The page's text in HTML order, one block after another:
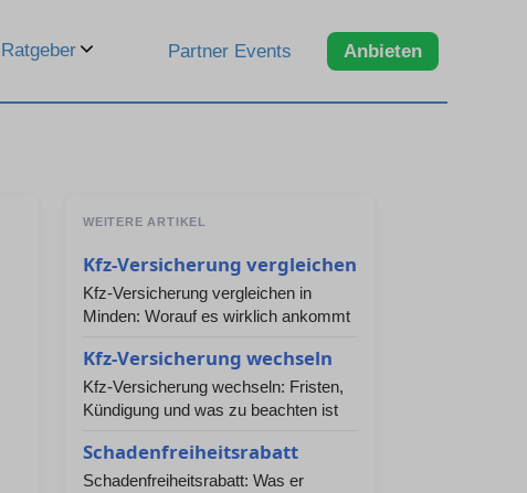
Ratgeber Partner Events Anbieten
WEITERE ARTIKEL
Kfz-Versicherung vergleichen
Kfz-Versicherung vergleichen in
Minden: Worauf es wirklich ankommt
Kfz-Versicherung wechseln
Kfz-Versicherung wechseln: Fristen,
Kündigung und was zu beachten ist
Schadenfreiheitsrabatt
Schadenfreiheitsrabatt: Was er